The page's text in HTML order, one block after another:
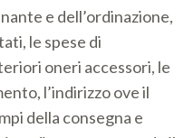
e dell’ordinazione,
le spese di
oneri accessori, le
l’indirizzo ove il
della consegna e